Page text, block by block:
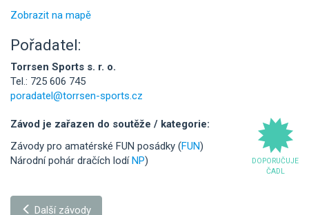
Zobrazit na mapě
Pořadatel:
Torrsen Sports s. r. o.
Tel.: 725 606 745
poradatel@torrsen-sports.cz
DOPORUČUJE
ČADL
Závod je zařazen do soutěže / kategorie:
Závody pro amatérské FUN posádky (FUN)
Národní pohár dračích lodíNP)
Další závody